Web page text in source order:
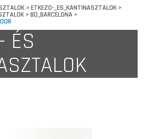
>ETKEZO-_ES_KANTINASZTALOK >
>BD_BARCELONA >
ÉS